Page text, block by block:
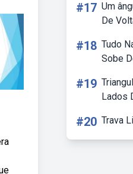
#17 Um
De
#18 Tudo
Sobe
#19
Lados
#20 Trava